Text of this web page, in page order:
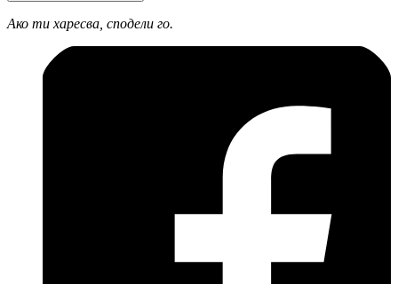
Ако ти харесва, сподели го.